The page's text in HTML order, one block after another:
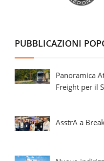
PUBBLICAZIONI
Panoramica
Freight per il
AsstrA a